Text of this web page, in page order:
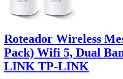
Roteador Wireless
Pack) Wifi 5, Dual
LINK TP-LINK